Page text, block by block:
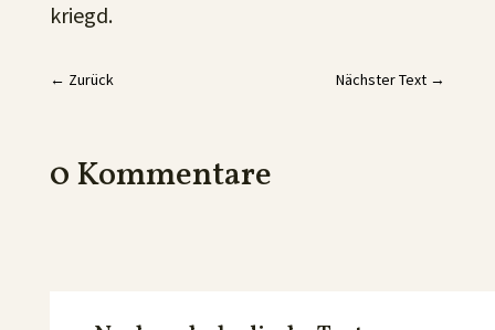
kriegd.
← Zurück Nächster Text →
0 Kommentare